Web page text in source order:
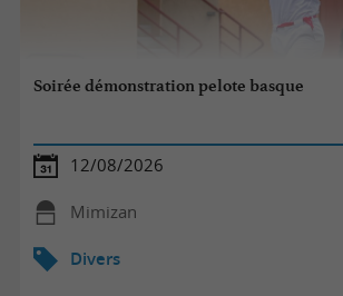
Soirée démonstration pelote basque
12/08/2026
Mimizan
Divers